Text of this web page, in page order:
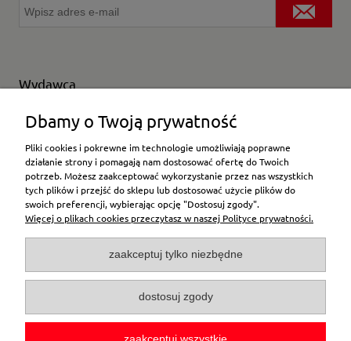
Wydawca
Wybierz producenta
Moje konto
Płatności i dostawa
Pomoc
O firmie
Dbamy o Twoją prywatność
Pliki cookies i pokrewne im technologie umożliwiają poprawne
działanie strony i pomagają nam dostosować ofertę do Twoich
potrzeb. Możesz zaakceptować wykorzystanie przez nas wszystkich
tych plików i przejść do sklepu lub dostosować użycie plików do
swoich preferencji, wybierając opcję "Dostosuj zgody".
Więcej o plikach cookies przeczytasz w naszej Polityce prywatności.
zaakceptuj tylko niezbędne
dostosuj zgody